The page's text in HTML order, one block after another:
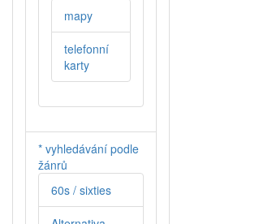
mapy
telefonní
karty
* vyhledávání podle
žánrů
60s / sixties